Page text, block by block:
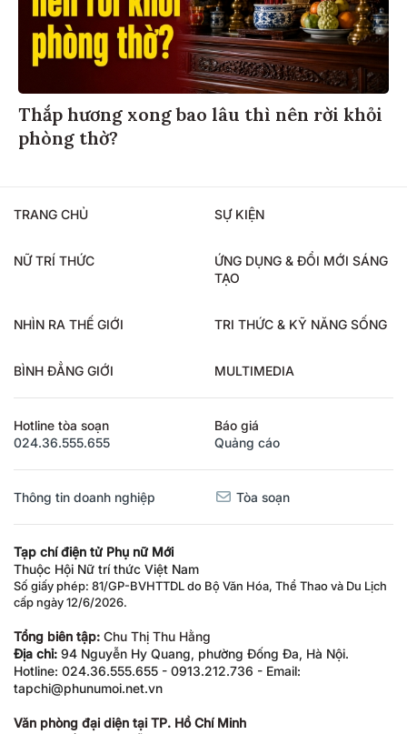
Thắp hương xong bao lâu thì nên rời khỏi
phòng thờ?
TRANG CHỦ SỰ KIỆN
NỮ TRÍ THỨC
ỨNG DỤNG & ĐỔI MỚI SÁNG
TẠO
NHÌN RA THẾ GIỚI TRI THỨC & KỸ NĂNG SỐNG
BÌNH ĐẲNG GIỚI MULTIMEDIA
Hotline tòa soạn
024.36.555.655
Báo giá
Quảng cáo
Thông tin doanh nghiệp Tòa soạn
Tạp chí điện tử Phụ nữ Mới
Thuộc Hội Nữ trí thức Việt Nam
Số giấy phép: 81/GP-BVHTTDL do Bộ Văn Hóa, Thể Thao và Du Lịch
cấp ngày 12/6/2026.
Tổng biên tập: Chu Thị Thu Hằng
Địa chỉ: 94 Nguyễn Hy Quang, phường Đống Đa, Hà Nội.
Hotline: 024.36.555.655 - 0913.212.736 - Email:
tapchi@phunumoi.net.vn
Văn phòng đại diện tại TP. Hồ Chí Minh